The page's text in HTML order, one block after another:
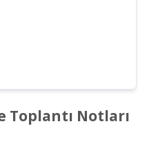
Toplantı Notları